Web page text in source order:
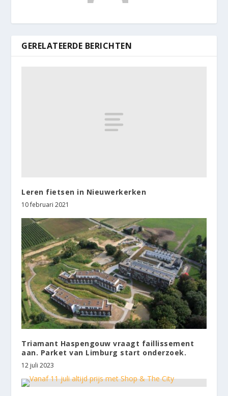
GERELATEERDE BERICHTEN
Leren fietsen in Nieuwerkerken
10 februari 2021
Triamant Haspengouw vraagt faillissement
aan. Parket van Limburg start onderzoek.
12 juli 2023